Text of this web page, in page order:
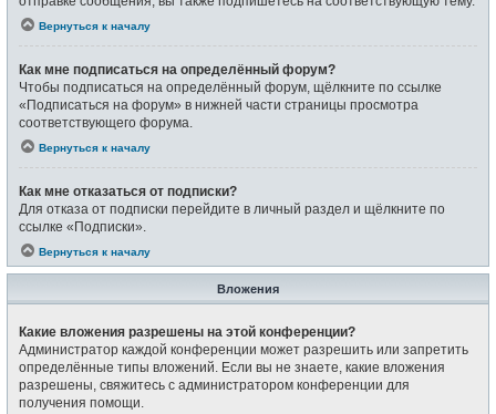
Вернуться к началу
Как мне подписаться на определённый форум?
Чтобы подписаться на определённый форум, щёлкните по ссылке
«Подписаться на форум» в нижней части страницы просмотра
соответствующего форума.
Вернуться к началу
Как мне отказаться от подписки?
Для отказа от подписки перейдите в личный раздел и щёлкните по
ссылке «Подписки».
Вернуться к началу
Вложения
Какие вложения разрешены на этой конференции?
Администратор каждой конференции может разрешить или запретить
определённые типы вложений. Если вы не знаете, какие вложения
разрешены, свяжитесь с администратором конференции для
получения помощи.